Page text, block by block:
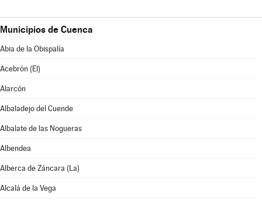
Municipios de Cuenca
Abia de la Obispalía
Acebrón (El)
Alarcón
Albaladejo del Cuende
Albalate de las Nogueras
Albendea
Alberca de Záncara (La)
Alcalá de la Vega